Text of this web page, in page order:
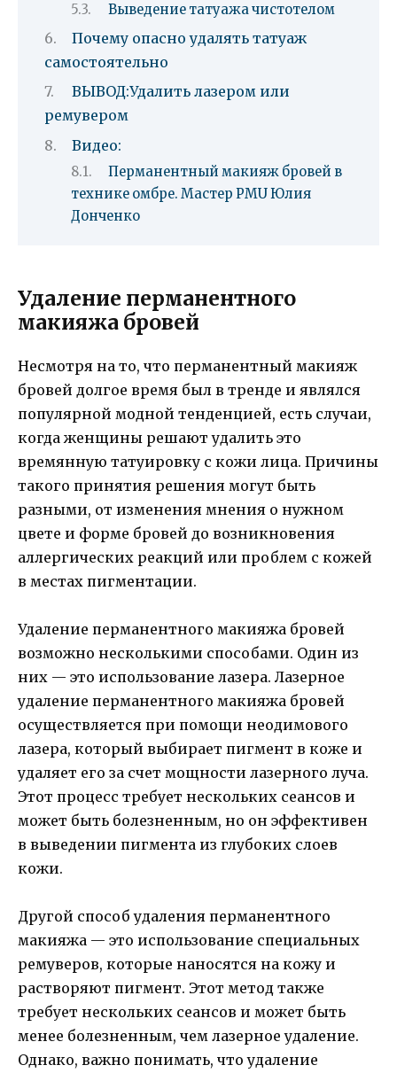
Выведение татуажа чистотелом
Почему опасно удалять татуаж
самостоятельно
ВЫВОД:Удалить лазером или
ремувером
Видео:
Перманентный макияж бровей в
технике омбре. Мастер PMU Юлия
Донченко
Удаление перманентного
макияжа бровей
Несмотря на то, что перманентный макияж
бровей долгое время был в тренде и являлся
популярной модной тенденцией, есть случаи,
когда женщины решают удалить это
времянную татуировку с кожи лица. Причины
такого принятия решения могут быть
разными, от изменения мнения о нужном
цвете и форме бровей до возникновения
аллергических реакций или проблем с кожей
в местах пигментации.
Удаление перманентного макияжа бровей
возможно несколькими способами. Один из
них — это использование лазера. Лазерное
удаление перманентного макияжа бровей
осуществляется при помощи неодимового
лазера, который выбирает пигмент в коже и
удаляет его за счет мощности лазерного луча.
Этот процесс требует нескольких сеансов и
может быть болезненным, но он эффективен
в выведении пигмента из глубоких слоев
кожи.
Другой способ удаления перманентного
макияжа — это использование специальных
ремуверов, которые наносятся на кожу и
растворяют пигмент. Этот метод также
требует нескольких сеансов и может быть
менее болезненным, чем лазерное удаление.
Однако, важно понимать, что удаление